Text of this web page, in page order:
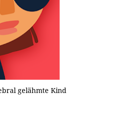
gelähmte Kind